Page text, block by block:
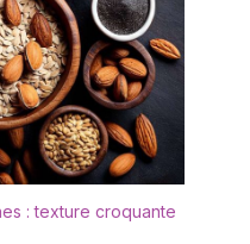
vaisselle et d'eau
très facile à
Afin de
sa durée de
est recommandé
pas le nettoyer au
Après le
il doit être
afin de le garder
Ess est
à la main. Bord
exquis des cils -
tourbillon
- Joli vernis
des deux côtés -
bleue élégante
crée simplement
douce
: texture croquante